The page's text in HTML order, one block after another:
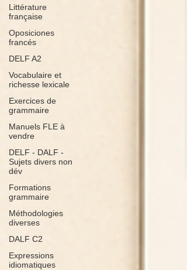
Littérature
française
Oposiciones
francés
DELF A2
Vocabulaire et
richesse lexicale
Exercices de
grammaire
Manuels FLE à
vendre
DELF - DALF -
Sujets divers non
dév
Formations
grammaire
Méthodologies
diverses
DALF C2
Expressions
idiomatiques